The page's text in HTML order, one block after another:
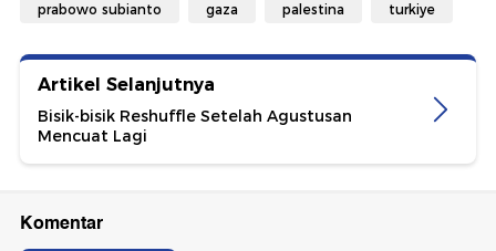
prabowo subianto gaza palestina turkiye
Artikel Selanjutnya
Bisik-bisik Reshuffle Setelah Agustusan
Mencuat Lagi